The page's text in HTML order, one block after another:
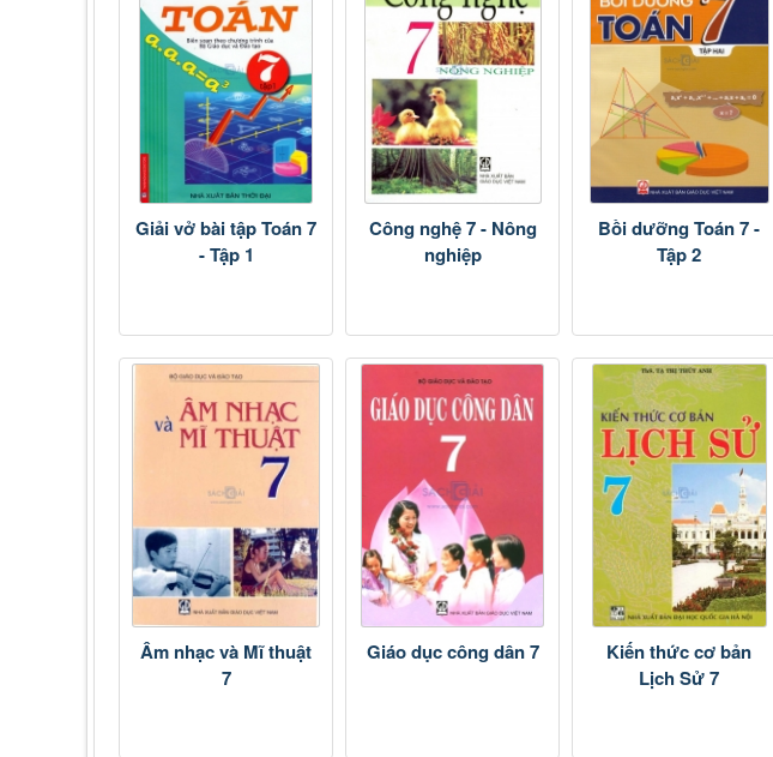
Giải vở bài tập Toán 7
- Tập 1
Công nghệ 7 - Nông
nghiệp
Bồi dưỡng Toán 7 -
Tập 2
Âm nhạc và Mĩ thuật
7
Giáo dục công dân 7
Kiến thức cơ bản
Lịch Sử 7